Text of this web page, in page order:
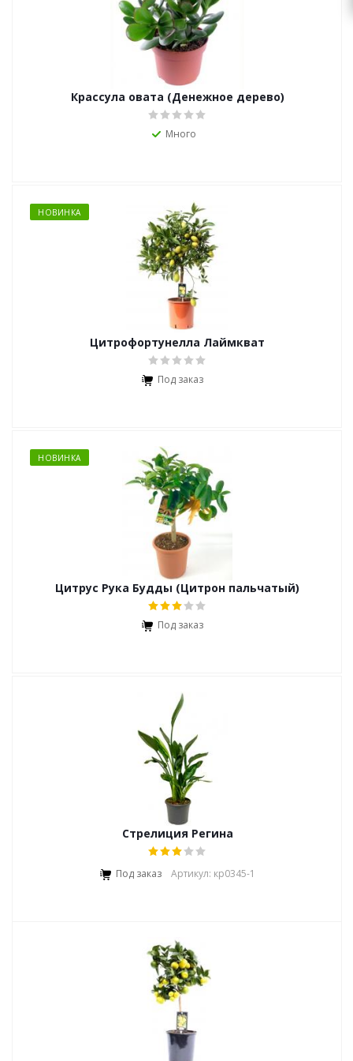
Крассула овата (Денежное дерево)
Много
НОВИНКА
Цитрофортунелла Лаймкват
Под заказ
НОВИНКА
Цитрус Рука Будды (Цитрон пальчатый)
Под заказ
Стрелиция Регина
Под заказ Артикул: кр0345-1